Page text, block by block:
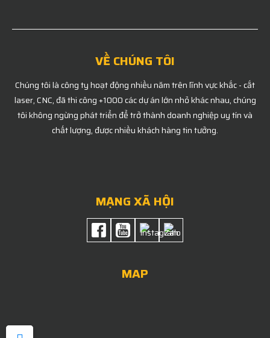
VỀ CHÚNG TÔI
Chúng tôi là công ty hoạt động nhiều năm trên lĩnh vực khắc - cắt
laser, CNC, đã thi công +1000 các dự án lớn nhỏ khác nhau, chúng
tôi không ngừng phát triển để trở thành doanh nghiệp uy tín và
chất lượng, được nhiều khách hàng tin tưởng.
MẠNG XÃ HỘI
MAP